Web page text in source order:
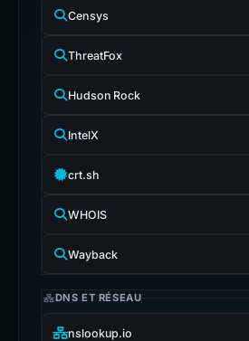
Censys
ThreatFox
Hudson Rock
IntelX
crt.sh
WHOIS
Wayback
DNS ET RÉSEAU
nslookup.io